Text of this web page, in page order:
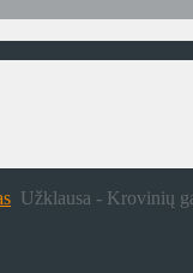
Užklausa - Krovinių